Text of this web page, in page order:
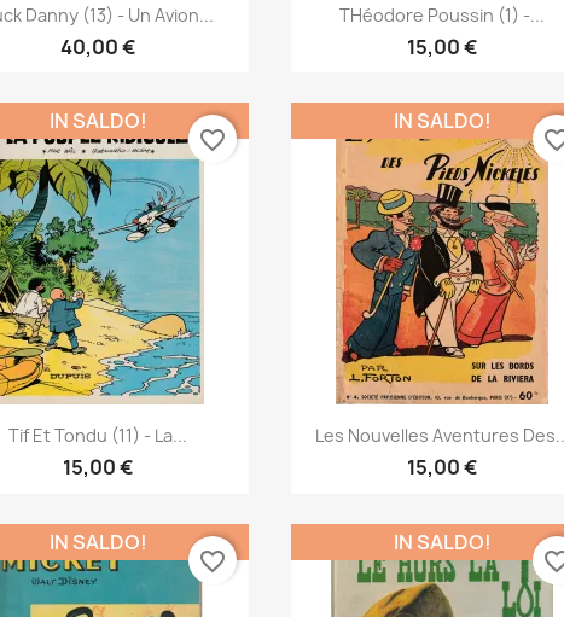
Anteprima
Danny (13) - Un Avion...
40,00 €
Anteprima
THéodore Poussin (1) -...
15,00 €
Anteprima
Tif Et Tondu (11) - La...
15,00 €
IN SALDO!
favorite_border
Anteprima
Les Nouvelles Aventures
15,00 €
IN SALDO!
IN SALDO!
favorite_border
IN SALDO!